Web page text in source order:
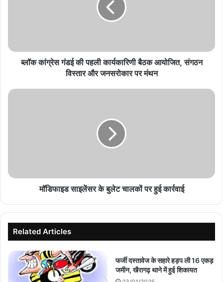
संगठन
विस्तार
पर
ब्लॉक कांग्रेस गंडई की पहली कार्यकारिणी बैठक आयोजित, संगठन
विस्तार और जनसरोकार पर मंथन
मॉडिफाइड
मॉडिफाइड साइलेंसर के बुलेट चालकों पर हुई कार्रवाई
Related Articles
फर्जी दस्तावेज के सहारे हड़प ली 16 एकड़
जमीन, खैरागढ़ थाने में हुई शिकायत